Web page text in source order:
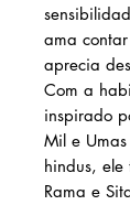
ama
aprecia
Com a
inspirado
Mil e
hindus,
Rama e